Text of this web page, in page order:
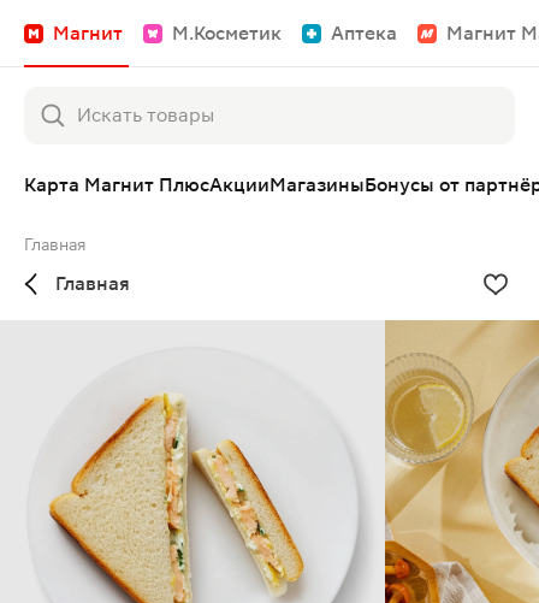
Магнит М.Косметик Аптека Магнит
Карта Магнит ПлюсАкцииМагазиныБонусы от
Главная
Главная